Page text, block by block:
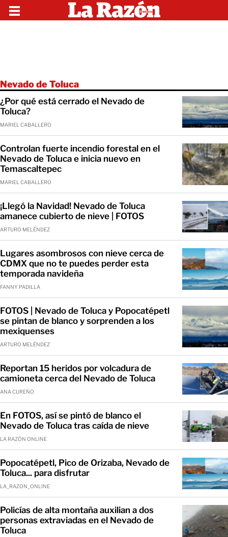
Nevado de Toluca
¿Por qué está cerrado el Nevado de
Toluca?
MARIEL CABALLERO
Controlan fuerte incendio forestal en el
Nevado de Toluca e inicia nuevo en
Temascaltepec
MARIEL CABALLERO
¡Llegó la Navidad! Nevado de Toluca
amanece cubierto de nieve | FOTOS
ARTURO MELÉNDEZ
Lugares asombrosos con nieve cerca de
CDMX que no te puedes perder esta
temporada navideña
FANNY PADILLA
FOTOS | Nevado de Toluca y Popocatépetl
se pintan de blanco y sorprenden a los
mexiquenses
ARTURO MELÉNDEZ
Reportan 15 heridos por volcadura de
camioneta cerca del Nevado de Toluca
ANA CUREÑO
En FOTOS, así se pintó de blanco el
Nevado de Toluca tras caída de nieve
LA RAZÓN ONLINE
Popocatépetl, Pico de Orizaba, Nevado de
Toluca... para disfrutar
LA_RAZON_ONLINE
Policías de alta montaña auxilian a dos
personas extraviadas en el Nevado de
Toluca